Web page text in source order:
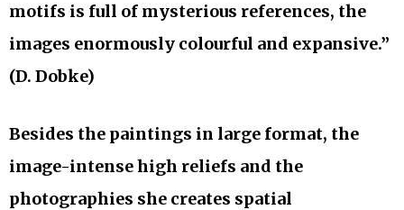
motifs is full of mysterious references, the
images enormously colourful and expansive.”
(D. Dobke)
Besides the paintings in large format, the
image-intense high reliefs and the
photographies she creates spatial